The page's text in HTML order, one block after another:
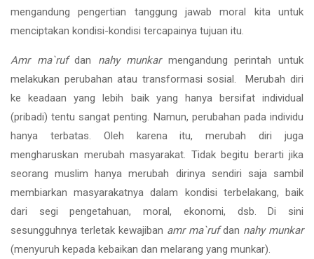
mengandung pengertian tanggung jawab moral kita untuk
menciptakan kondisi-kondisi tercapainya tujuan itu.
Amr ma`rufdan nahy munkar mengandung perintah untuk
melakukan perubahan atau transformasi sosial. Merubah diri
ke keadaan yang lebih baik yang hanya bersifat individual
(pribadi) tentu sangat penting. Namun, perubahan pada individu
hanya terbatas. Oleh karena itu, merubah diri juga
mengharuskan merubah masyarakat. Tidak begitu berarti jika
seorang muslim hanya merubah dirinya sendiri saja sambil
membiarkan masyarakatnya dalam kondisi terbelakang, baik
dari segi pengetahuan, moral, ekonomi, dsb. Di sini
sesungguhnya terletak kewajiban amr ma`rufdan nahy munkar
(menyuruh kepada kebaikan dan melarang yang munkar).